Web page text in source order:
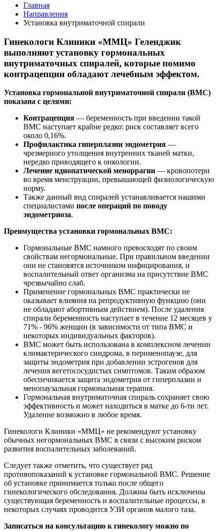
Главная
Направления
Установка внутриматочной спирали
Гинекологи Клиники «ММЦ» Геленджик
выполняют установку гормональных
внутриматочных спиралей, которые помимо
контрацепции обладают лечебным эффектом.
Установка гормональной внутриматочной спирали (ВМС)
показана с целями:
Контрацепция — беременность при введении такой
ВМС наступает крайне редко: риск составляет всего
около 0,16%.
Профилактика гиперплазии эндометрия —
чрезмерного утолщения внутренних тканей матки,
нередко приводящего к онкологии.
Лечение идиопатической меноррагии — кровопотери
во время менструации, превышающей физиологическую
норму.
Также данный вид спиралей устанавливается нашими
специалистами после операций по поводу
эндометриоза.
Преимущества установки гормональных ВМС:
Гормональные ВМС намного превосходят по своим
свойствам негормональные. При правильном введении
они не становятся источником инфицирования, и
воспалительный ответ организма на присутствие ВМС
чрезвычайно слаб.
Применение гормональных ВМС практически не
оказывает влияния на репродуктивную функцию (они
не обладают абортивным действием). После удаления
спирали беременность наступает в течение 12 месяцев у
71% - 96% женщин (в зависимости от типа ВМС и
некоторых индивидуальных факторов).
ВМС может быть использована в комплексном лечении
климактерического синдрома, в перименопаузе, для
защиты эндометрия при добавлении эстрогенов для
лечения вегетососудистых симптомов. Таким образом
обеспечивается защита эндометрия от гиперплазии и
менопаузальная гормональная терапия.
Гормональная внутриматочная спираль сохраняет свою
эффективность и может находиться в матке до 6-ти лет.
Удаление возможно в любое время.
Гинекологи Клиники «ММЦ» не рекомендуют установку
обычных негормональных ВМС в связи с высоким риском
развития воспалительных заболеваний.
Следует также отметить, что существует ряд
противопоказаний к установке гормональной ВМС. Решение
об установке принимается только после общего
гинекологического обследования. Должны быть исключены
существующая беременность и воспалительные процессы, в
некоторых случаях проводится УЗИ органов малого таза.
Записаться на консультацию к гинекологу можно по